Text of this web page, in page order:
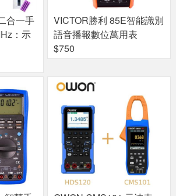
合一手
：示
VICTOR勝利 85E智能識別
語音播報數位萬用表
$750